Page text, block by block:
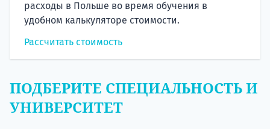
расходы в Польше во время обучения в
удобном калькуляторе стоимости.
Рассчитать стоимость
ПОДБЕРИТЕ СПЕЦИАЛЬНОСТЬ И
УНИВЕРСИТЕТ